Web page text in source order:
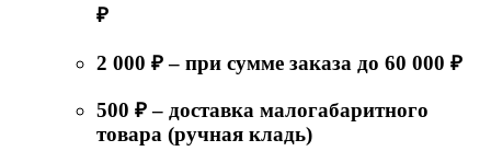
₽
2 000 ₽ – при сумме заказа до 60 000 ₽
500 ₽ – доставка малогабаритного
товара (ручная кладь)